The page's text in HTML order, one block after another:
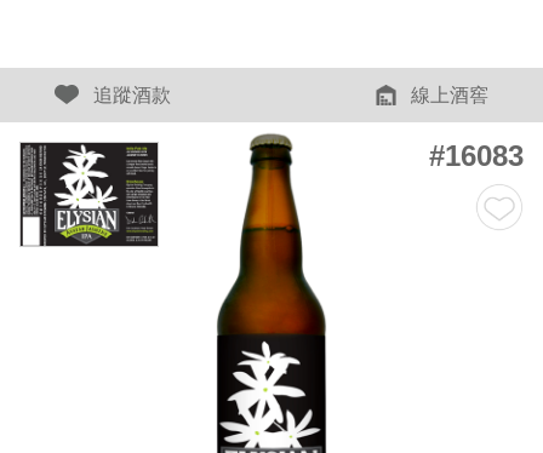
追蹤酒款 線上酒窖
#16083